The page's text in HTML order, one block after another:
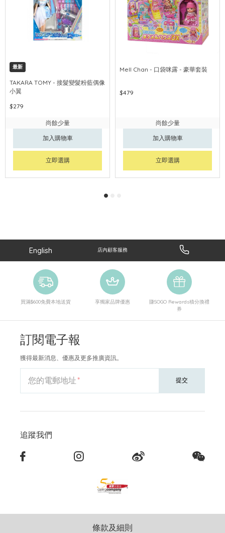
最新
TAKARA TOMY - 接髮變髮粉藍偶像
小翼
$279
尚餘少量
加入購物車
立即選購
Mell Chan - 口袋咪露 - 豪華套裝
$479
尚餘少量
加入購物車
立即選購
English 店內顧客服務
買滿$600免費本地送貨 享獨家品牌優惠
賺SOGO Rewards積分換禮
券
訂閱電子報
獲得最新消息、優惠及更多推廣資訊。
您的電郵地址 提交
追蹤我們
條款及細則